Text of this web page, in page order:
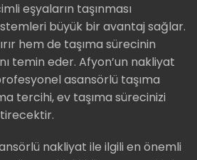
eşyaların taşınması
büyük bir avantaj sağlar.
hem de taşıma sürecinin
temin eder. Afyon’un nakliyat
asansörlü taşıma
tercihi, ev taşıma sürecinizi
nakliyat ile ilgili en önemli